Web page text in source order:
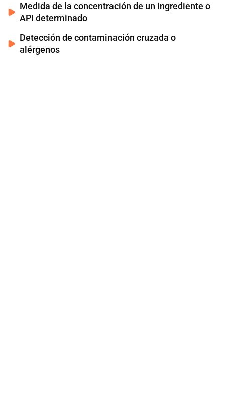
Medida de la concentración de un ingrediente o
API determinado
Detección de contaminación cruzada o
alérgenos